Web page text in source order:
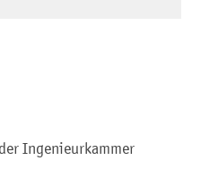
Ingenieurkammer